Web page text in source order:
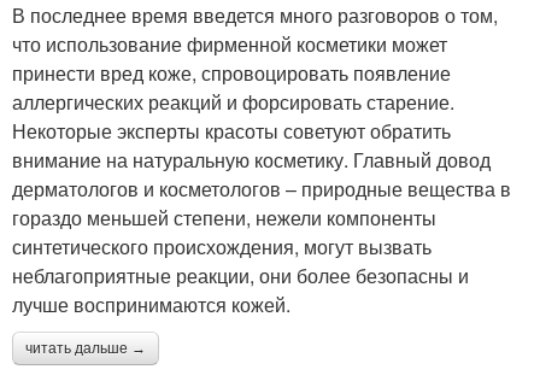
В последнее время введется много разговоров о том,
что использование фирменной косметики может
принести вред коже, спровоцировать появление
аллергических реакций и форсировать старение.
Некоторые эксперты красоты советуют обратить
внимание на натуральную косметику. Главный довод
дерматологов и косметологов – природные вещества в
гораздо меньшей степени, нежели компоненты
синтетического происхождения, могут вызвать
неблагоприятные реакции, они более безопасны и
лучше воспринимаются кожей.
читать дальше →